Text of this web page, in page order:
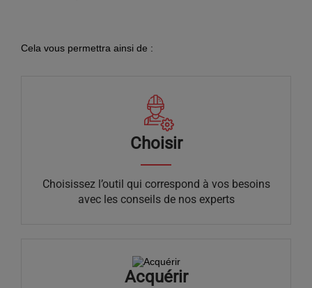
Cela vous permettra ainsi de :
Choisir
Choisissez l’outil qui correspond à vos besoins
avec les conseils de nos experts
Acquérir